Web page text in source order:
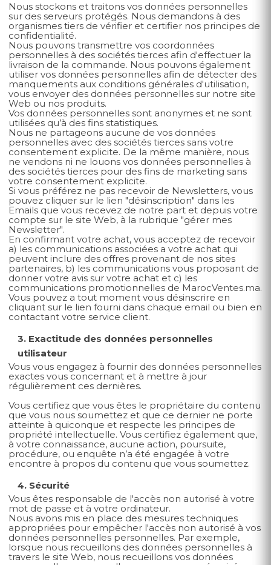
Nous stockons et traitons vos données personnelles
sur des serveurs protégés. Nous demandons à des
organismes tiers de vérifier et certifier nos principes de
confidentialité.
Nous pouvons transmettre vos coordonnées
personnelles à des sociétés tierces afin d'effectuer la
livraison de la commande. Nous pouvons également
utiliser vos données personnelles afin de détecter des
manquements aux conditions générales d'utilisation,
vous envoyer des données personnelles sur notre site
Web ou nos produits.
Vos données personnelles sont anonymes et ne sont
utilisées qu’à des fins statistiques.
Nous ne partageons aucune de vos données
personnelles avec des sociétés tierces sans votre
consentement explicite. De la même manière, nous
ne vendons ni ne louons vos données personnelles à
des sociétés tierces pour des fins de marketing sans
votre consentement explicite.
Si vous préférez ne pas recevoir de Newsletters, vous
pouvez cliquer sur le lien "désinscription" dans les
Emails que vous recevez de notre part et depuis votre
compte sur le site Web, à la rubrique "gérer mes
Newsletter".
En confirmant votre achat, vous acceptez de recevoir
a) les communications associées a votre achat qui
peuvent inclure des offres provenant de nos sites
partenaires, b) les communications vous proposant de
donner votre avis sur votre achat et c) les
communications promotionnelles de MarocVentes.ma.
Vous pouvez a tout moment vous désinscrire en
cliquant sur le lien fourni dans chaque email ou bien en
contactant votre service client.
3. Exactitude des données personnelles
utilisateur
Vous vous engagez à fournir des données personnelles
exactes vous concernant et à mettre à jour
régulièrement ces dernières.
Vous certifiez que vous êtes le propriétaire du contenu
que vous nous soumettez et que ce dernier ne porte
atteinte à quiconque et respecte les principes de
propriété intellectuelle. Vous certifiez également que,
à votre connaissance, aucune action, poursuite,
procédure, ou enquête n’a été engagée à votre
encontre à propos du contenu que vous soumettez.
4. Sécurité
Vous êtes responsable de l'accès non autorisé à votre
mot de passe et à votre ordinateur.
Nous avons mis en place des mesures techniques
appropriées pour empêcher l'accès non autorisé à vos
données personnelles personnelles. Par exemple,
lorsque nous recueillons des données personnelles à
travers le site Web, nous recueillons vos données